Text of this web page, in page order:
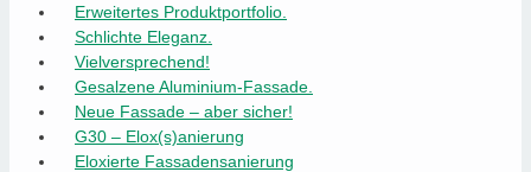
Erweitertes Produktportfolio.
Schlichte Eleganz.
Vielversprechend!
Gesalzene Aluminium-Fassade.
Neue Fassade – aber sicher!
G30 – Elox(s)anierung
Eloxierte Fassadensanierung